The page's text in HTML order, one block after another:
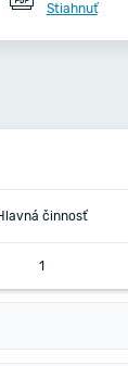
Stiahnuť
činnosť
1